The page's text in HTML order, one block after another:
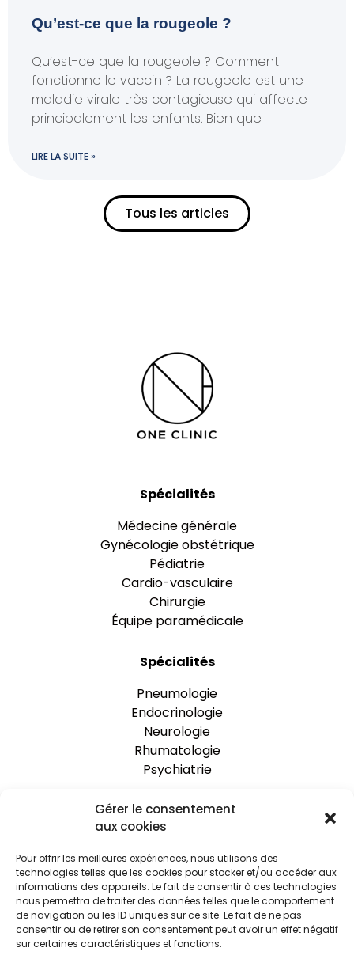
Gérer le consentement
aux cookies
Pour offrir les meilleures expériences, nous utilisons des
technologies telles que les cookies pour stocker et/ou accéder aux
informations des appareils. Le fait de consentir à ces technologies
nous permettra de traiter des données telles que le comportement
de navigation ou les ID uniques sur ce site. Le fait de ne pas
consentir ou de retirer son consentement peut avoir un effet négatif
sur certaines caractéristiques et fonctions.
Qu’est-ce que la rougeole ?
Qu’est-ce que la rougeole ? Comment
fonctionne le vaccin ? La rougeole est une
maladie virale très contagieuse qui affecte
principalement les enfants. Bien que
LIRE LA SUITE »
Tous les articles
Spécialités
Médecine générale
Gynécologie obstétrique
Pédiatrie
Cardio-vasculaire
Chirurgie
Équipe paramédicale
Spécialités
Pneumologie
Endocrinologie
Neurologie
Rhumatologie
Psychiatrie
One Clinic
Rejoignez-nous
Espace praticien
Actualités
Le Blog